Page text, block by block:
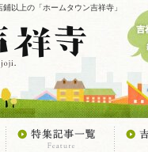
以上の「ホームタウン吉祥寺」